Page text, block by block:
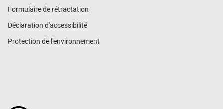
Formulaire de rétractation
Déclaration d'accessibilité
Protection de l'environnement